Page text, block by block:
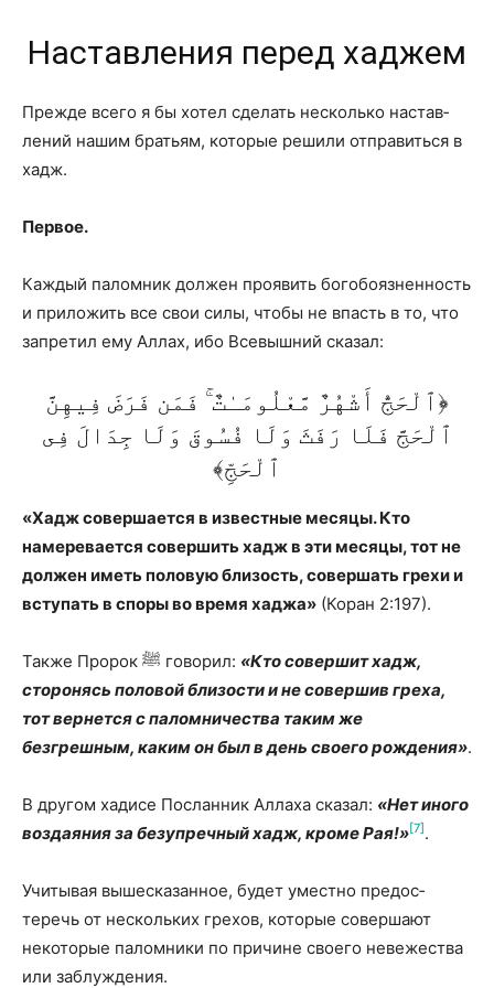
Наставления перед хаджем
Прежде всего я бы хотел сделать несколько настав­
лений нашим братьям, которые решили отправиться в
хадж.
Первое.
Каждый паломник должен проявить богобояз­ненность
и приложить все свои силы, чтобы не впасть в то, что
запретил ему Аллах, ибо Всевышний сказал:
﴿ٱلْحَجُّ أَشْهُرٌ مَّعْلُومَـٰتٌ ۚ فَمَن فَرَضَ فِيهِنَّ
ٱلْحَجَّ فَلَا رَفَثَ وَلَا فُسُوقَ وَلَا جِدَالَ فِى
ٱلْحَجِّ﴾
«Хадж совершается в известные месяцы. Кто
намеревается совершить хадж в эти месяцы, тот не
должен иметь половую близость, совершать грехи и
вступать в споры во время хаджа» (Коран 2:197).
Также Пророк ﷺ говорил: «Кто совершит хадж,
сторонясь половой близости и не совершив греха,
тот вернется с паломничества таким же
безгрешным, каким он был в день своего рождения».
В другом хадисе Посланник Аллаха сказал: «Нет иного
воздаяния за безупречный хадж, кроме Рая!»[7] .
Учитывая вышесказанное, будет уместно предос­
теречь от нескольких грехов, которые совершают
некоторые паломники по причине своего невежества
или заблуждения.